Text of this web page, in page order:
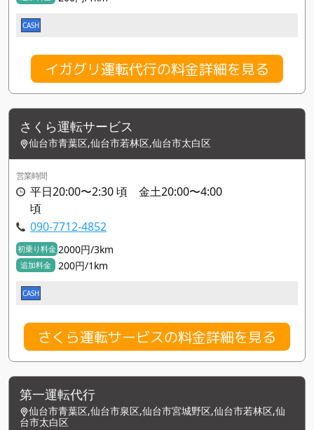
CASH
イガグリ運転代行の料金詳細を見る
さくら運転サービス
仙台市青葉区,仙台市若林区,仙台市太白区
営業時間
平日20:00〜2:30 頃 金土20:00〜4:00
頃
090-7712-4852
初乗り料金 2000円/3km
追加料金 200円/1km
CASH
さくら運転サービスの料金詳細を見る
第一運転代行
仙台市青葉区,仙台市泉区,仙台市宮城野区,仙台市若林区,仙
台市太白区